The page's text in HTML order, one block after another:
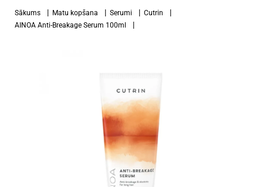
Sākums Matu kopšana Serumi
Cutrin
AINOA Anti-Breakage Serum 100ml